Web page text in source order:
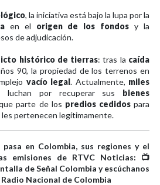
, la iniciativa está bajo la lupa por la
en el origen de los fondos y la
de adjudicación.
histórico de tierras: tras la caída
90, la propiedad de los terrenos en
vacío legal. Actualmente, miles
por recuperar sus bienes
parte de los predios cedidospara
les pertenecen legítimamente.
en Colombia, sus regiones y el
emisiones de RTVC Noticias: 📺
de Señal Colombia y escúchanos
Nacional de Colombia